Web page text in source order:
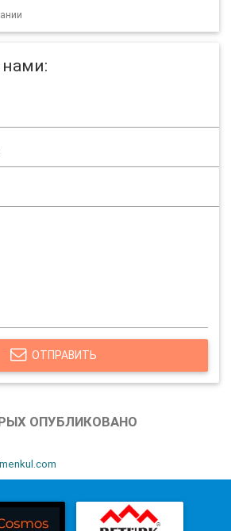
ОТПРАВИТЬ
ОПУБЛИКОВАНО